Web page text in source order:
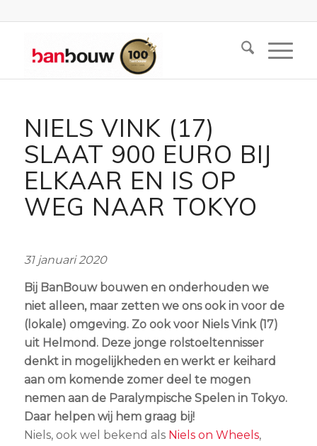
NIELS VINK (17)
SLAAT 900 EURO BIJ
ELKAAR EN IS OP
WEG NAAR TOKYO
31 januari 2020
Bij BanBouw bouwen en onderhouden we
niet alleen, maar zetten we ons ook in voor de
(lokale) omgeving. Zo ook voor Niels Vink (17)
uit Helmond. Deze jonge rolstoeltennisser
denkt in mogelijkheden en werkt er keihard
aan om komende zomer deel te mogen
nemen aan de Paralympische Spelen in Tokyo.
Daar helpen wij hem graag bij!
Niels, ook wel bekend als Niels on Wheels,